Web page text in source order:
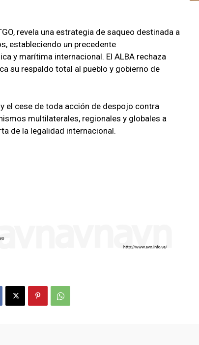
revela una estrategia de saqueo destinada a
estableciendo un precedente
y marítima internacional. El ALBA rechaza
su respaldo total al pueblo y gobierno de
el cese de toda acción de despojo contra
multilaterales, regionales y globales a
de la legalidad internacional.